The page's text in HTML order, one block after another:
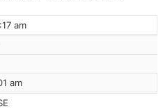
am
am